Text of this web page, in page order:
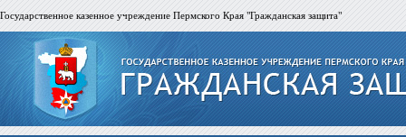
Государственное казенное учреждение Пермского Края "Гражданская защита"